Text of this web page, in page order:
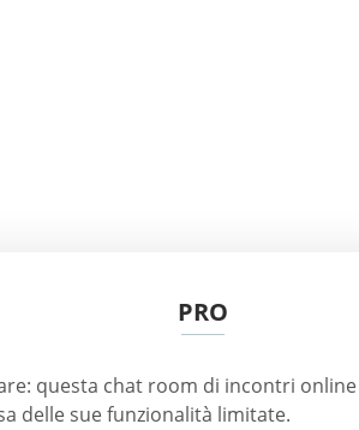
PRO
questa chat room di incontri
delle sue funzionalità limitate.